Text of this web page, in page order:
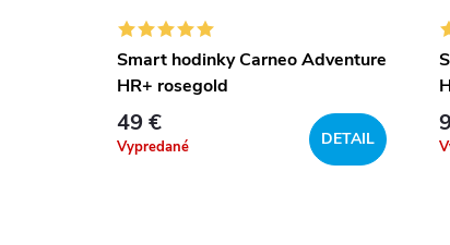
Smart hodinky Carneo Adventure
HR+ rosegold
49 €
Vypredané DETAIL